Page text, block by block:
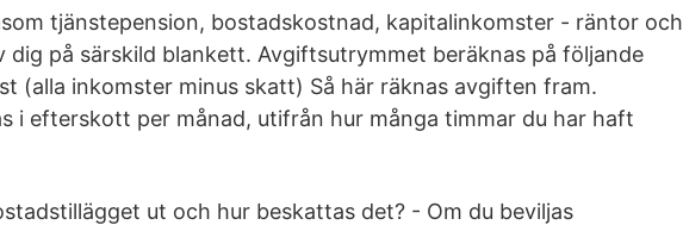
tjänstepension, bostadskostnad, kapitalinkomster - räntor och
dig på särskild blankett. Avgiftsutrymmet beräknas på följande
(alla inkomster minus skatt) Så här räknas avgiften fram.
i efterskott per månad, utifrån hur många timmar du har haft
ut och hur beskattas det? - Om du beviljas